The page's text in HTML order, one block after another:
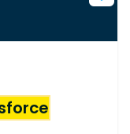
: -
sur les modules
à la mise à